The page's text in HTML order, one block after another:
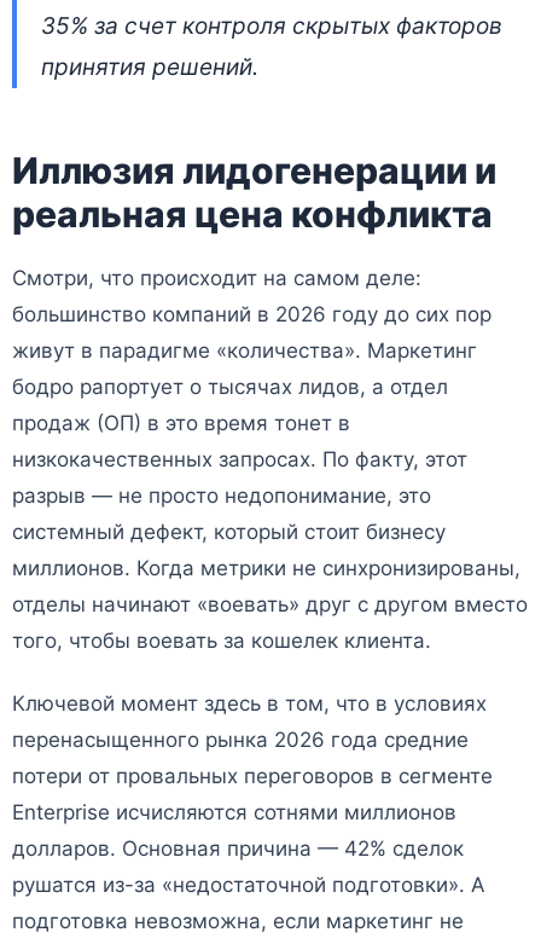
35% за счет контроля скрытых факторов
принятия решений.
Иллюзия лидогенерации и
реальная цена конфликта
Смотри, что происходит на самом деле:
большинство компаний в 2026 году до сих пор
живут в парадигме «количества». Маркетинг
бодро рапортует о тысячах лидов, а отдел
продаж (ОП) в это время тонет в
низкокачественных запросах. По факту, этот
разрыв — не просто недопонимание, это
системный дефект, который стоит бизнесу
миллионов. Когда метрики не синхронизированы,
отделы начинают «воевать» друг с другом вместо
того, чтобы воевать за кошелек клиента.
Ключевой момент здесь в том, что в условиях
перенасыщенного рынка 2026 года средние
потери от провальных переговоров в сегменте
Enterprise исчисляются сотнями миллионов
долларов. Основная причина — 42% сделок
рушатся из-за «недостаточной подготовки». А
подготовка невозможна, если маркетинг не